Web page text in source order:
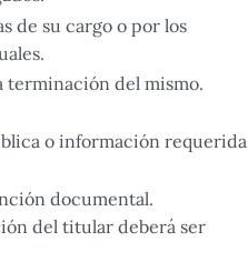
de su cargo o por los
terminación del mismo.
o información requerida
documental.
del titular deberá ser